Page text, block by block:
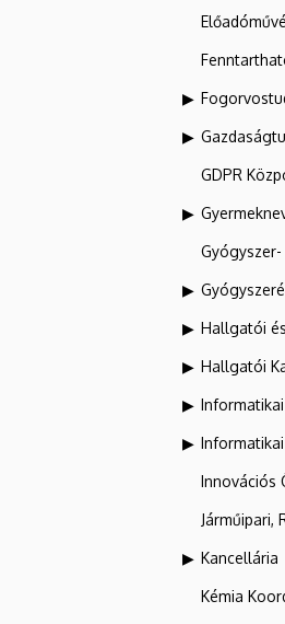
GDPR
Hallgatói
Hallgatói
Innovációs
Járműipari,
Kancellária
Kémia